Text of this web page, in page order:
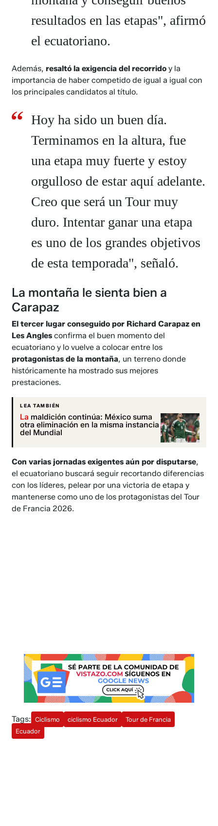
resultados en las etapas", afirmó
el ecuatoriano.
Además,resaltó la exigencia del recorrido y la
importancia de haber competido de igual a igual con
los principales candidatos al título.
Hoy ha sido un buen día.
Terminamos en la altura, fue
una etapa muy fuerte y estoy
orgulloso de estar aquí adelante.
Creo que será un Tour muy
duro. Intentar ganar una etapa
es uno de los grandes objetivos
de esta temporada", señaló.
La montaña le sienta bien a
Carapaz
El tercer lugar conseguido por Richard Carapaz en
Les Angles confirma el buen momento del
ecuatoriano y lo vuelve a colocar entre los
protagonistas de la montaña, un terreno donde
históricamente ha mostrado sus mejores
prestaciones.
LEA TAMBIÉN
La maldición continúa: México suma
otra eliminación en la misma instancia
del Mundial
Con varias jornadas exigentes aún por disputarse,
el ecuatoriano buscará seguir recortando diferencias
con los líderes, pelear por una victoria de etapa y
mantenerse como uno de los protagonistas del Tour
de Francia 2026.
Tags: Ciclismo ciclismo Ecuador
Tour de Francia
Ecuador